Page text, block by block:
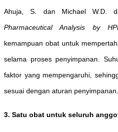
Ahuja, S. dan Michael W.D.
Pharmaceutical Analysis by
kemampuan obat untuk
selama proses penyimpanan.
faktor yang mempengaruhi,
sesuai dengan aturan penyimpanan.
3. Satu obat untuk seluruh